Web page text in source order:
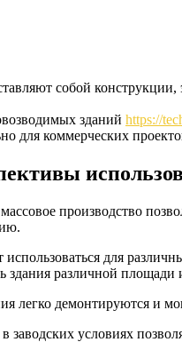
собой
зданий https://
для коммерческих
производство
использоваться для
здания различной
легко демонтируются и
заводских условиях